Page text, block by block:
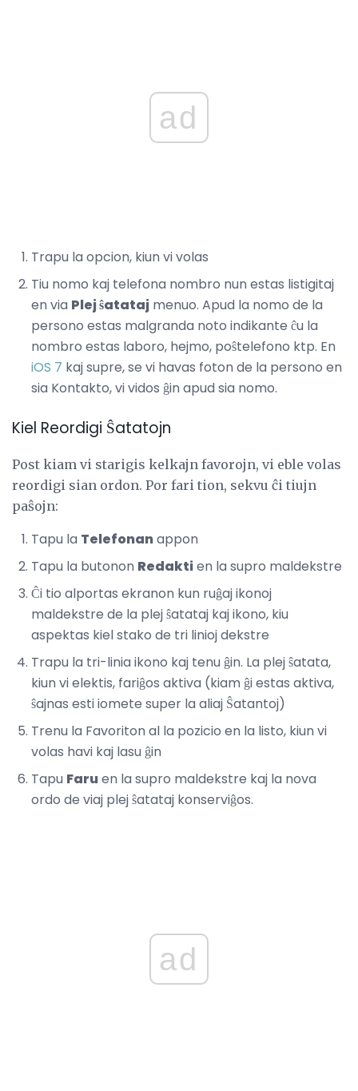
ad
Trapu la opcion, kiun vi volas
Tiu nomo kaj telefona nombro nun estas listigitaj
en via Plej ŝatataj menuo. Apud la nomo de la
persono estas malgranda noto indikante ĉu la
nombro estas laboro, hejmo, poŝtelefono ktp. En
iOS 7 kaj supre, se vi havas foton de la persono en
sia Kontakto, vi vidos ĝin apud sia nomo.
Kiel Reordigi Ŝatatojn
Post kiam vi starigis kelkajn favorojn, vi eble volas
reordigi sian ordon. Por fari tion, sekvu ĉi tiujn
paŝojn:
Tapu la Telefonanappon
Tapu la butonon Redaktien la supro maldekstre
Ĉi tio alportas ekranon kun ruĝaj ikonoj
maldekstre de la plej ŝatataj kaj ikono, kiu
aspektas kiel stako de tri linioj dekstre
Trapu la tri-linia ikono kaj tenu ĝin. La plej ŝatata,
kiun vi elektis, fariĝos aktiva (kiam ĝi estas aktiva,
ŝajnas esti iomete super la aliaj Ŝatantoj)
Trenu la Favoriton al la pozicio en la listo, kiun vi
volas havi kaj lasu ĝin
Tapu Faruen la supro maldekstre kaj la nova
ordo de viaj plej ŝatataj konserviĝos.
ad